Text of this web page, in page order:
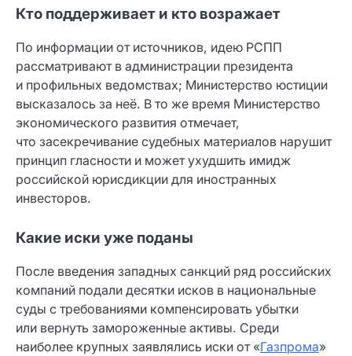
Кто поддерживает и кто возражает
По информации от источников, идею РСПП
рассматривают в администрации президента
и профильных ведомствах; Министерство юстиции
высказалось за неё. В то же время Министерство
экономического развития отмечает,
что засекречивание судебных материалов нарушит
принцип гласности и может ухудшить имидж
российской юрисдикции для иностранных
инвесторов.
Какие иски уже поданы
После введения западных санкций ряд российских
компаний подали десятки исков в национальные
суды с требованиями компенсировать убытки
или вернуть замороженные активы. Среди
наиболее крупных заявлялись иски от «Газпрома»